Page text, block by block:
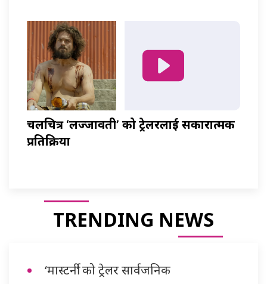
चलचित्र ‘लज्जावती’ को ट्रेलरलाई सकारात्मक
प्रतिक्रिया
TRENDING NEWS
‘मास्टर्नी’ को ट्रेलर सार्वजनिक